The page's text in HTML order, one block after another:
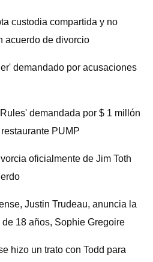
custodia compartida y no
acuerdo de divorcio
demandado por acusaciones
demandada por $ 1 millón
PUMP
oficialmente de Jim Toth
Justin Trudeau, anuncia la
18 años, Sophie Gregoire
hizo un trato con Todd para